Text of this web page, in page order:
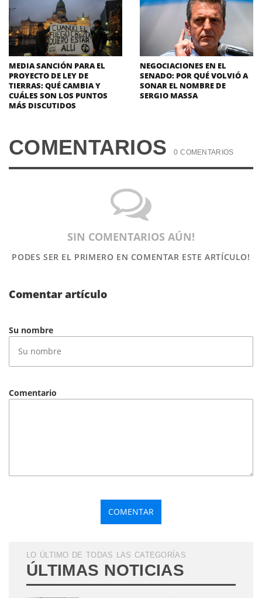
MEDIA SANCIÓN PARA EL
PROYECTO DE LEY DE
TIERRAS: QUÉ CAMBIA Y
CUÁLES SON LOS PUNTOS
MÁS DISCUTIDOS
NEGOCIACIONES EN EL
SENADO: POR QUÉ VOLVIÓ A
SONAR EL NOMBRE DE
SERGIO MASSA
COMENTARIOS 0 COMENTARIOS
SIN COMENTARIOS AÚN!
PODES SER EL PRIMERO EN COMENTAR ESTE ARTÍCULO!
Comentar artículo
Su nombre
Comentario
LO ÚLTIMO DE TODAS LAS CATEGORÍAS
ÚLTIMAS NOTICIAS